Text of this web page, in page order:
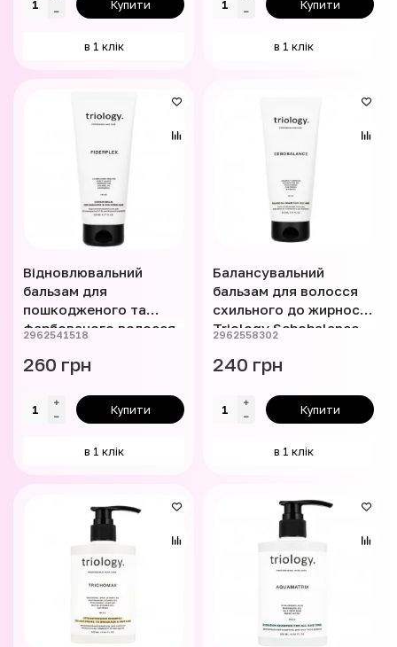
Купити
в 1 клік
Купити
в 1 клік
Відновлювальний
бальзам для
пошкодженого та
фарбованого волосся
мл
2962541518
260 грн
Купити
в 1 клік
Балансувальний
бальзам для волосся
схильного до жирності
Triology Sebobalance
2962558302
240 грн
Купити
в 1 клік